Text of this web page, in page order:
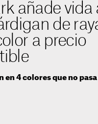
añade vida
de
a precio
en 4 colores que no